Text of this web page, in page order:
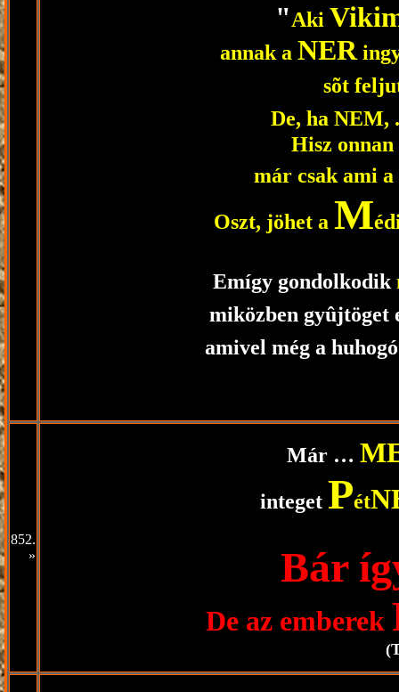
"Aki
annak a NER
sõt
De, ha NEM,
Hisz onnan
már csak ami
Oszt, jöhet a M
Emígy gondolkodik
miközben gyûjtöget
amivel még a
852.
»
Már …
integet Pét
Bár
De az emberek